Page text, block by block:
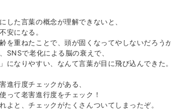
した言葉の概念が理解できないと、
安になる。
を重ねたことで、頭が固くなってやしないだろうか
SNSで老化による脳の衰えで、
」になりやすい、なんて言葉が目に飛び込んできた。
進行度チェックがある、
って老害進行度をチェック！
よと、チェックがたくさんついてしまったぞ。